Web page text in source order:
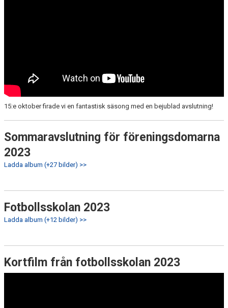
15:e oktober firade vi en fantastisk säsong med en bejublad avslutning!
Sommaravslutning för föreningsdomarna
2023
Ladda album (+27 bilder) >>
Fotbollsskolan 2023
Ladda album (+12 bilder) >>
Kortfilm från fotbollsskolan 2023